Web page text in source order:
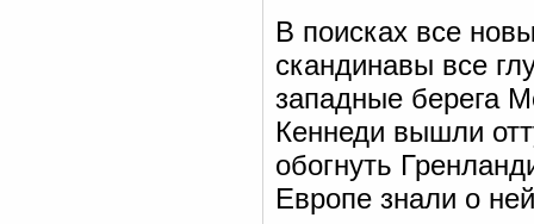
В поисках все
скандинавы все
западные берега
Кеннеди вышли
обогнуть
Европе знали о